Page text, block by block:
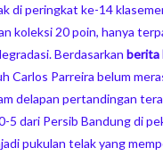
di peringkat ke-14
koleksi 20 poin, hanya
Berdasarkan berita
Carlos Parreira belum
delapan pertandingan
5 dari Persib Bandung di
pukulan telak yang